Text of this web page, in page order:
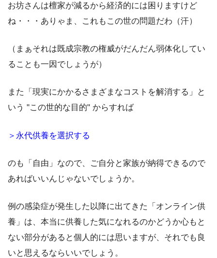
お坊さんは檀家が減るから経済的には困りますけど
ね・・・ありゃま、これもこの世の問題だわ（汗）
（まぁそれは既成宗教の権威がだんだん弱体化してい
ることも一因でしょうが）
また「現実にかかるさまざまなコストを解消する」と
いう "この世的な目的" からすれば
＞永代供養を選択する
のも「自由」なので、ご自分と家族が納得できるので
あればいいんじゃないでしょうか。
例の感染症が発生した以降に出てきた「オンライン供
養」は、本当に供養した気になれるのかどうか心もと
ない部分があると個人的には思いますが、それでも良
いと思えるならいいでしょう。